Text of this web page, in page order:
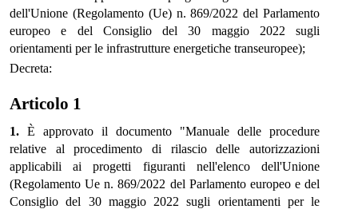
dell'Unione (Regolamento (Ue) n. 869/2022 del Parlamento
europeo e del Consiglio del 30 maggio 2022 sugli
orientamenti per le infrastrutture energetiche transeuropee);
Decreta:
Articolo 1
1. È approvato il documento "Manuale delle procedure
relative al procedimento di rilascio delle autorizzazioni
applicabili ai progetti figuranti nell'elenco dell'Unione
(Regolamento Ue n. 869/2022 del Parlamento europeo e del
Consiglio del 30 maggio 2022 sugli orientamenti per le